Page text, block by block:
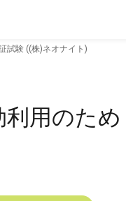
試験 ((株)ネオナイト)
用のため